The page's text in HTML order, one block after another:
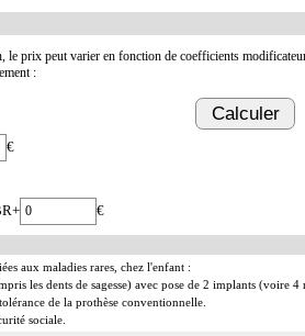
le prix peut varier en fonction de coefficients
:
Calculer
€
€
aux maladies rares, chez l'enfant :
les dents de sagesse) avec pose de 2 implants (voire
de la prothèse conventionnelle.
sociale.